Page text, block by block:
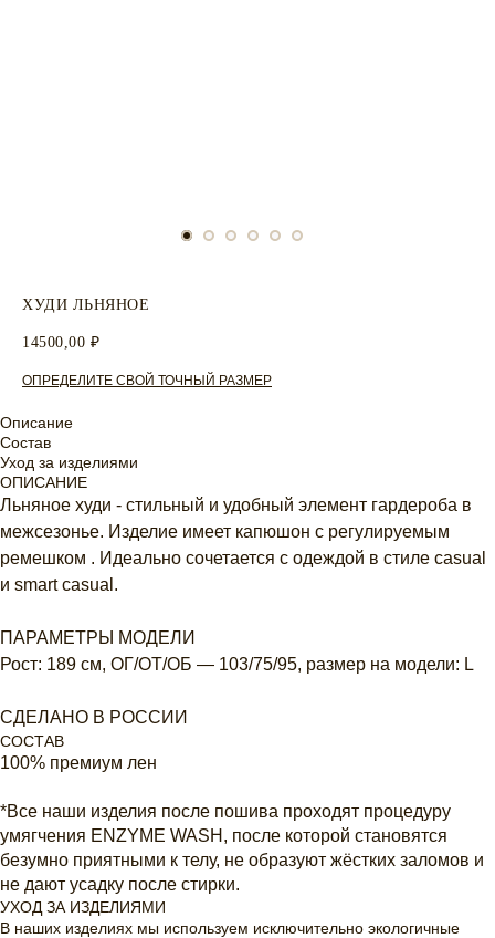
ХУДИ ЛЬНЯНОЕ
14500,00 ₽
ОПРЕДЕЛИТЕ СВОЙ ТОЧНЫЙ РАЗМЕР
Описание
Состав
Уход за изделиями
ОПИСАНИЕ
Льняное худи - стильный и удобный элемент гардероба в
межсезонье. Изделие имеет капюшон с регулируемым
ремешком . Идеально сочетается с одеждой в стиле casual
и smart casual.
ПАРАМЕТРЫ МОДЕЛИ
Рост: 189 см, ОГ/ОТ/ОБ — 103/75/95, размер на модели: L
СДЕЛАНО В РОССИИ
СОСТАВ
100% премиум лен
*Все наши изделия после пошива проходят процедуру
умягчения ENZYME WASH, после которой становятся
безумно приятными к телу, не образуют жёстких заломов и
не дают усадку после стирки.
УХОД ЗА ИЗДЕЛИЯМИ
В наших изделиях мы используем исключительно экологичные